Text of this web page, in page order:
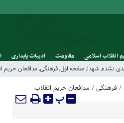
انقلاب اسلامی مقاومت ادبیات پایداری
نشده,شهدا,صفحه اول,فرهنگی,مدافعان حریم
/ فرهنگی/ مدافعان حریم انقلاب
پ